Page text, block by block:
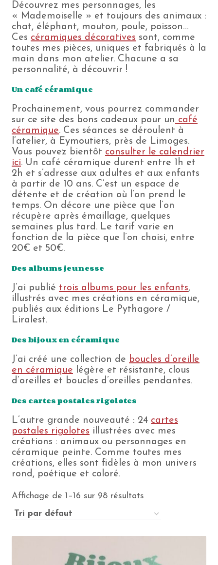
Découvrez mes personnages, les
« Mademoiselle » et toujours des animaux :
chat, éléphant, mouton, poule, poisson…
Ces céramiques décoratives sont, comme
toutes mes pièces, uniques et fabriqués à la
main dans mon atelier. Chacune a sa
personnalité, à découvrir !
Un café céramique
Prochainement, vous pourrez commander
sur ce site des bons cadeaux pour un café
céramique. Ces séances se déroulent à
l’atelier, à Eymoutiers, près de Limoges.
Vous pouvez bientôt consulter le calendrier
ici. Un café céramique durent entre 1h et
2h et s’adresse aux adultes et aux enfants
à partir de 10 ans. C’est un espace de
détente et de création où l’on prend le
temps. On décore une pièce que l’on
récupère après émaillage, quelques
semaines plus tard. Le tarif varie en
fonction de la pièce que l’on choisi, entre
20€ et 50€.
Des albums jeunesse
J’ai publié trois albums pour les enfants,
illustrés avec mes créations en céramique,
publiés aux éditions Le Pythagore /
Liralest.
Des bijoux en céramique
J’ai créé une collection de boucles d’oreille
en céramique légère et résistante, clous
d’oreilles et boucles d’oreilles pendantes.
Des cartes postales rigolotes
L’autre grande nouveauté : 24 cartes
postales rigolotes illustrées avec mes
créations : animaux ou personnages en
céramique peinte. Comme toutes mes
créations, elles sont fidèles à mon univers
rond, poétique et coloré.
Affichage de 1–16 sur 98 résultats